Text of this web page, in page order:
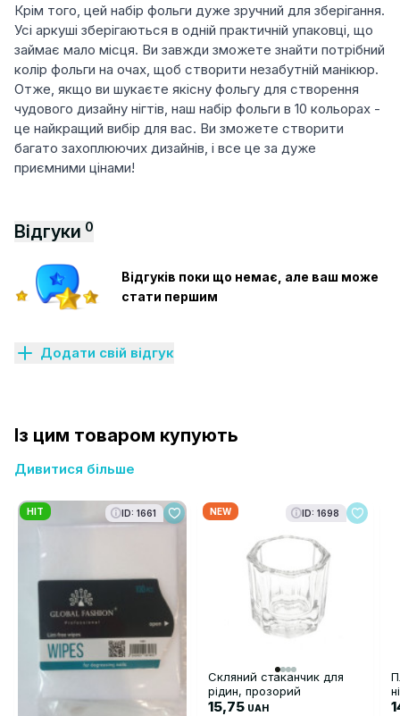
Крім того, цей набір фольги дуже зручний для зберігання.
Усі аркуші зберігаються в одній практичній упаковці, що
займає мало місця. Ви завжди зможете знайти потрібний
колір фольги на очах, щоб створити незабутній манікюр.
Отже, якщо ви шукаєте якісну фольгу для створення
чудового дизайну нігтів, наш набір фольги в 10 кольорах -
це найкращий вибір для вас. Ви зможете створити
багато захоплюючих дизайнів, і все це за дуже
приємними цінами!
Відгуки 0
Відгуків поки що немає, але ваш може
стати першим
Додати свій відгук
Із цим товаром купують
Дивитися більше
HIT ID: 1661 NEW ID: 1698
Скляний стаканчик для
рідин, прозорий
15,75 UAH